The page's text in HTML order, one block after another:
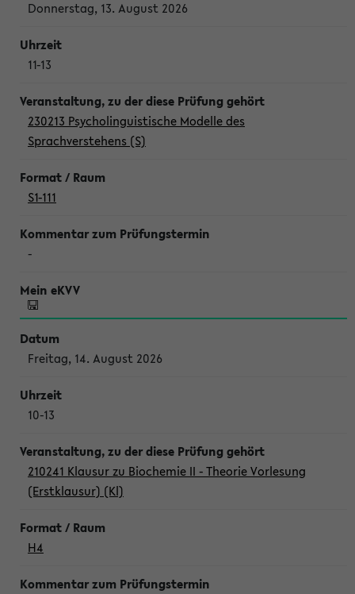
Donnerstag, 13. August 2026
11-13
230213 Psycholinguistische Modelle des
Sprachverstehens (S)
S1-111
-
Freitag, 14. August 2026
10-13
210241 Klausur zu Biochemie II - Theorie Vorlesung
(Erstklausur) (Kl)
H4